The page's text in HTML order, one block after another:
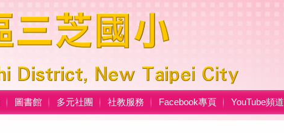
圖書館 多元社團 社教服務 Facebook專頁 YouTube頻道